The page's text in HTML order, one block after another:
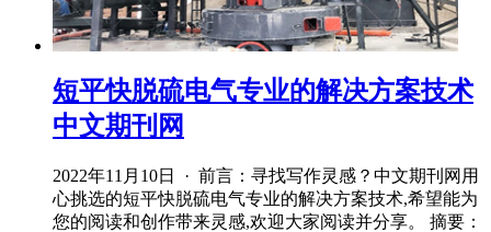
短平快脱硫电气专业的解决方案技术
中文期刊网
2022年11月10日 · 前言：寻找写作灵感？中文期刊网用
心挑选的短平快脱硫电气专业的解决方案技术,希望能为
您的阅读和创作带来灵感,欢迎大家阅读并分享。 摘要：